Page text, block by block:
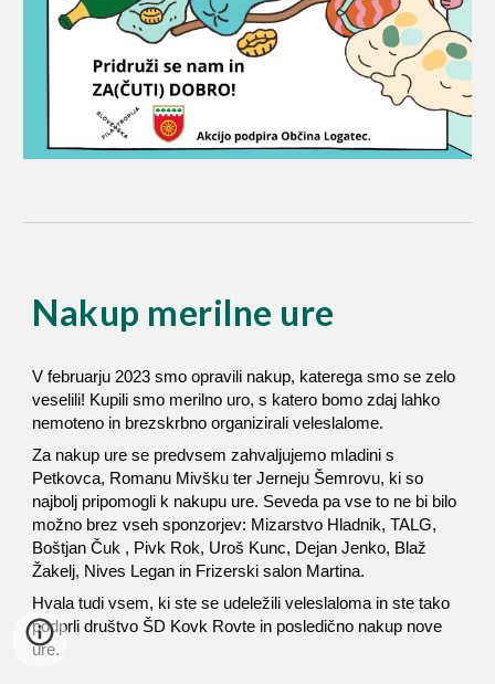
Nakup merilne ure
V februarju 2023 smo opravili nakup, katerega smo se zelo
veselili! Kupili smo merilno uro, s katero bomo zdaj lahko
nemoteno in brezskrbno organizirali veleslalome.
Za nakup ure se predvsem zahvaljujemo mladini s
Petkovca, Romanu Mivšku ter Jerneju Šemrovu, ki so
najbolj pripomogli k nakupu ure. Seveda pa vse to ne bi bilo
možno brez vseh sponzorjev: Mizarstvo Hladnik, TALG,
Boštjan Čuk , Pivk Rok, Uroš Kunc, Dejan Jenko, Blaž
Žakelj, Nives Legan in Frizerski salon Martina.
Hvala tudi vsem, ki ste se udeležili veleslaloma in ste tako
podprli društvo ŠD Kovk Rovte in posledično nakup nove
ure.